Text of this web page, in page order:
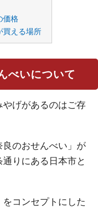
価格
買える場所
べいについて
げがあるのはご存
のおせんべい」が
りにある日本市と
コンセプトにした